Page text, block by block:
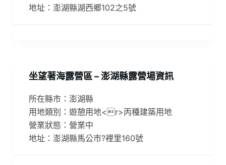
地址：澎湖縣湖西鄉102之5號
坐望著海露營區 – 澎湖縣露營場資訊
所在縣市：澎湖縣
用地類別：遊憩用地<r>丙種建築用地
營業狀態：營業中
地址：澎湖縣馬公市?裡里160號